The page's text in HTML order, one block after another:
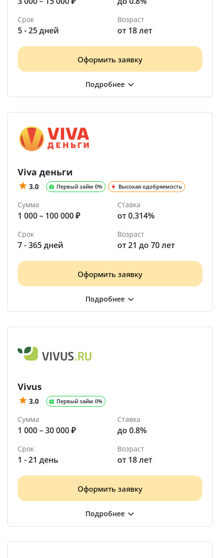
Срок
5 - 25 дней
Возраст
от 18 лет
Оформить заявку
Viva деньги
3.0 Первый займ 0% Высокая одобряемость
Сумма
1 000 – 100 000 ₽
Ставка
от 0.314%
Срок
7 - 365 дней
Возраст
от 21 до 70 лет
Оформить заявку
Vivus
3.0 Первый займ 0%
Сумма
1 000 – 30 000 ₽
Ставка
до 0.8%
Срок
1 - 21 день
Возраст
от 18 лет
Оформить заявку